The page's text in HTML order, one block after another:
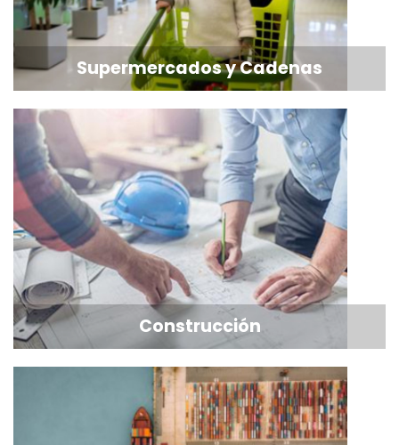
Supermercados y Cadenas
Construcción